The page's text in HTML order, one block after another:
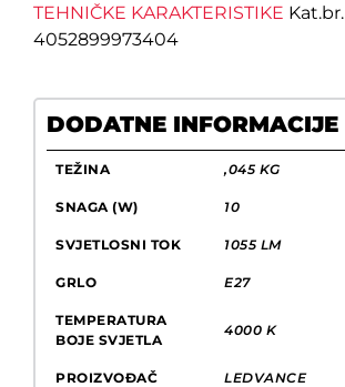
TEHNIČKE KARAKTERISTIKE Kat.br.
4052899973404
DODATNE INFORMACIJE
TEŽINA ,045 KG
SNAGA (W) 10
SVJETLOSNI TOK 1055 LM
GRLO E27
TEMPERATURA
BOJE SVJETLA
4000 K
PROIZVOĐAČ LEDVANCE